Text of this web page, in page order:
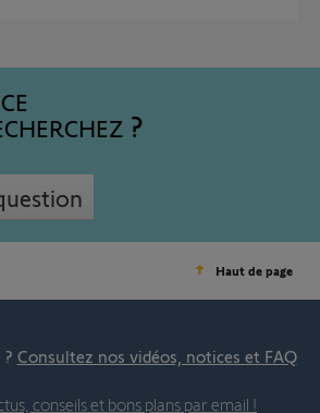
Haut de page
? Consultez nos vidéos, notices et FAQ
conseils et bons plans par email !